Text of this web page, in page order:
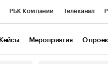
РБК Компании Телеканал
Кейсы Мероприятия О